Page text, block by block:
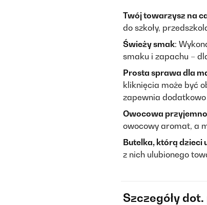
Twój towarzysz na
do szkoły,
Świeży smak:
smaku i zapachu –
Prosta sprawa dla
kliknięcia może być
zapewnia
Owocowa
owocowy aromat, a
Butelka, którą dzieci
z nich ulubionego
Szczegóły